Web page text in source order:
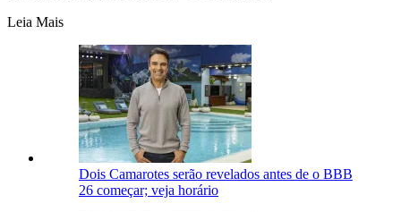
Leia Mais
Dois Camarotes serão revelados antes de o BBB
26 começar; veja horário